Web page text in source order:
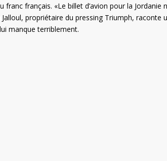
français. «Le billet d’avion pour la Jordanie
propriétaire du pressing Triumph, raconte
manque terriblement.